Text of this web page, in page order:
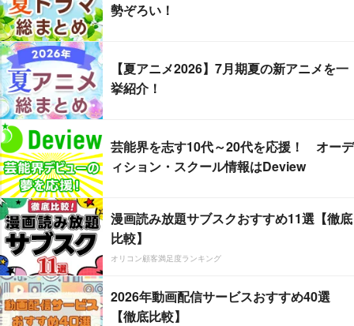
勢ぞろい！
【夏アニメ2026】7月期夏の新アニメを一
挙紹介！
芸能界を志す10代～20代を応援！ オーデ
ィション・スクール情報はDeview
漫画読み放題サブスクおすすめ11選【徹底
比較】
オリコン顧客満足度ランキング
2026年動画配信サービスおすすめ40選
【徹底比較】